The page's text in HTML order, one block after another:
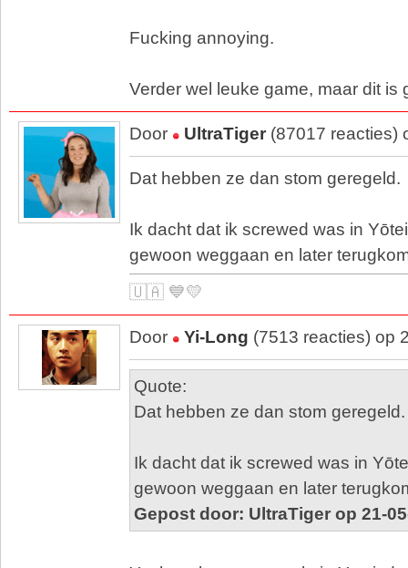
Fucking annoying.
Verder wel leuke game, maar dit is
Door UltraTiger (87017 reacties)
Dat hebben ze dan stom geregeld.
Ik dacht dat ik screwed was in
gewoon weggaan en later
🇺🇦 💙💛
Door Yi-Long (7513 reacties) op
Quote:
Dat hebben ze dan stom geregeld.
Ik dacht dat ik screwed was in
gewoon weggaan en later
Gepost door: UltraTiger op 21-